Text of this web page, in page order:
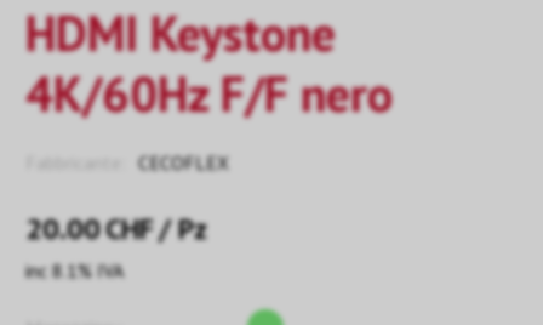
HDMI Keystone
4K/60Hz F/F nero
CECOFLEX
20.00CHF/ Pz
inc 8.1% IVA